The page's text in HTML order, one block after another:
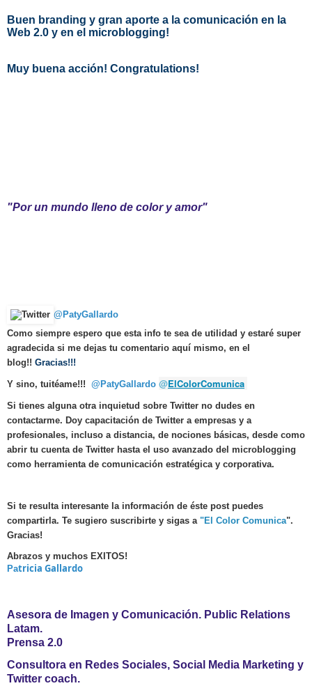
Buen branding y gran aporte a la comunicación en la
Web 2.0 y en el microblogging!
Muy buena acción! Congratulations!
"Por un mundo lleno de color y amor"
@PatyGallardo
Como siempre espero que esta info te sea de utilidad y estaré super
agradecida si me dejas tu comentario aquí mismo, en el
blog!! Gracias!!!
Y sino, tuitéame!!! @PatyGallardo @ElColorComunica
Si tienes alguna otra inquietud sobre Twitter no dudes en
contactarme. Doy capacitación de Twitter a empresas y a
profesionales, incluso a distancia, de nociones básicas, desde como
abrir tu cuenta de Twitter hasta el uso avanzado del microblogging
como herramienta de comunicación estratégica y corporativa.
Si te resulta interesante la información de éste post puedes
compartirla. Te sugiero suscribirte y sigas a "El Color Comunica".
Gracias!
Abrazos y muchos EXITOS!
Patricia Gallardo
Asesora de Imagen y Comunicación. Public Relations
Latam.
Prensa 2.0
Consultora en Redes Sociales, Social Media Marketing y
Twitter coach.